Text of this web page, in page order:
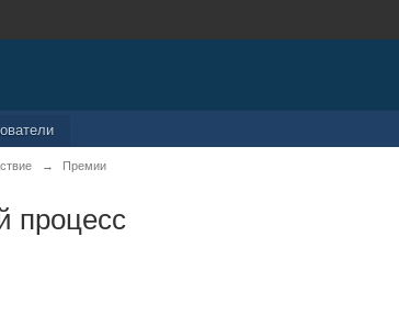
→ Премии
процесс